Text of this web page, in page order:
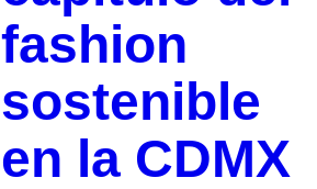
fashion
sostenible
en la CDMX